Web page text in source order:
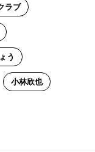
ラブ
う
小林欣也